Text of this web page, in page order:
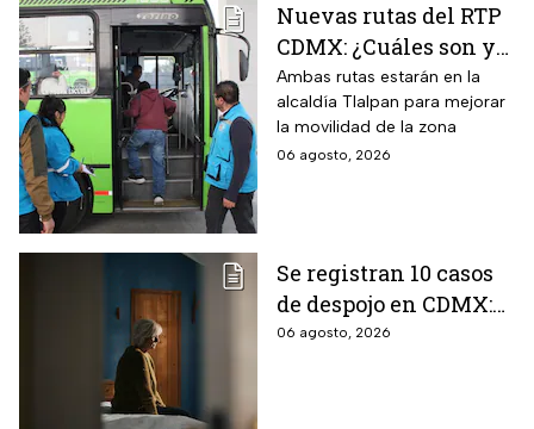
Nuevas rutas del RTP
CDMX: ¿Cuáles son y
con qué estaciones
del Metrobús
conectan?
Ambas rutas estarán en la
alcaldía Tlalpan para mejorar
la movilidad de la zona
06 agosto, 2026
Se registran 10 casos
de despojo en CDMX:
adultos mayores son
06 agosto, 2026